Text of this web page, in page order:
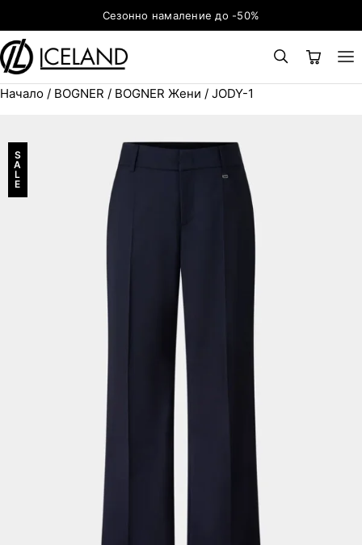
Към съдържаниетоСезонно намаление до -50%
Начало / BOGNER / BOGNER Жени / JODY-1
S
A
L
E